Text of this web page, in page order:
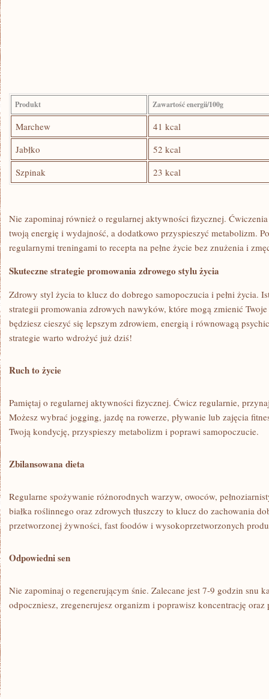
Produkt Zawartość energii/100g
Marchew
41 kcal
Jabłko
52 kcal
Szpinak
23 kcal
Nie‌ zapominaj również o regularnej aktywności fizycznej.⁢
twoją energię i wydajność, a dodatkowo przyspieszyć metabolizm.
regularnymi treningami ​to recepta na pełne życie bez znużenia i
Skuteczne strategie promowania ​zdrowego stylu życia
Zdrowy‌ styl życia to klucz do dobrego samopoczucia i ⁣pełni życia.​
strategii promowania zdrowych nawyków,​ które mogą zmienić
będziesz cieszyć się lepszym⁤ zdrowiem, energią i równowagą
strategie warto wdrożyć już ‌dziś!
Ruch to życie
Pamiętaj o regularnej aktywności fizycznej. Ćwicz regularnie,
Możesz wybrać jogging, jazdę na rowerze, pływanie lub​ zajęcia
Twoją kondycję, przyspieszy metabolizm i poprawi samopoczucie.
Zbilansowana dieta
Regularne spożywanie różnorodnych warzyw, owoców,
białka roślinnego oraz zdrowych tłuszczy to klucz do zachowania
przetworzonej⁣ żywności, fast foodów i wysokoprzetworzonych
Odpowiedni sen
Nie zapominaj ⁤o regenerującym śnie. Zalecane jest ‌7-9 godzin snu
odpoczniesz, ⁢zregenerujesz organizm i poprawisz koncentrację oraz